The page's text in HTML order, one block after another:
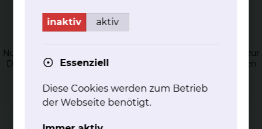
Histo­che­mie
Nutzung chemischer, meist enzymvermittelter Reaktionen zur
Darstellung von Zell- bzw. Gewebeeigenschaften im Rahmen
inaktiv aktiv
Essenziell
Diese Cookies werden zum Betrieb
der Webseite benötigt.